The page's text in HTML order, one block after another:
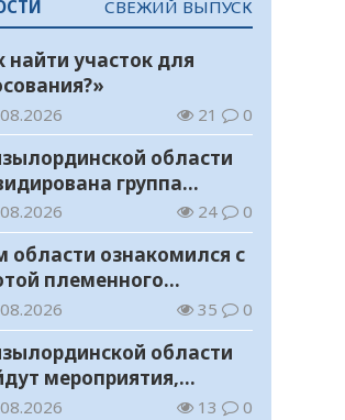
СВЕЖИЙ ВЫПУСК
найти участок для
21 0
области
группа
добытчиков
24 0
области ознакомился с
племенного
в Жанакорганском
35 0
области
мероприятия,
13 0